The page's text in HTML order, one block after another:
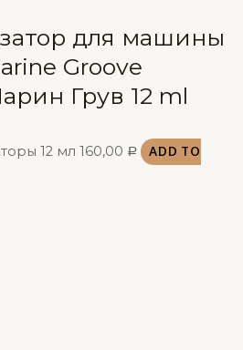
для машины
Groove
Грув 12 ml
12 мл 160,00 Р
ADD TO